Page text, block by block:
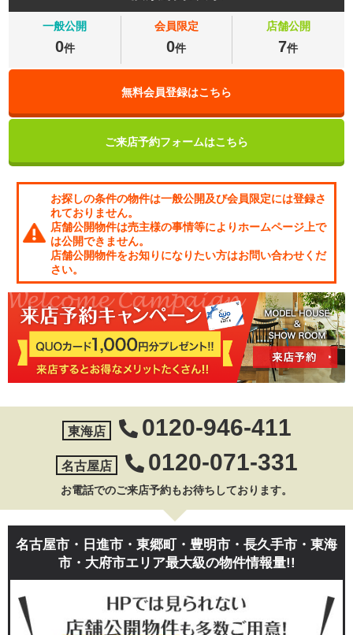
一般公開
0件
会員限定
0件
店舗公開
7件
無料会員登録はこちら
ご来店予約フォームはこちら
お探しの条件の物件は一般公開及び会員限定には登録さ
れておりません。
店舗公開物件は売主様の事情等によりホームページ上で
は公開できません。
店舗公開物件をお知りになりたい方はお問い合わせくだ
さい。
東海店 0120-946-411
名古屋店 0120-071-331
お電話でのご来店予約もお待ちしております。
名古屋市・日進市・東郷町・豊明市・長久手市・東海
市・大府市エリア最大級の物件情報量!!